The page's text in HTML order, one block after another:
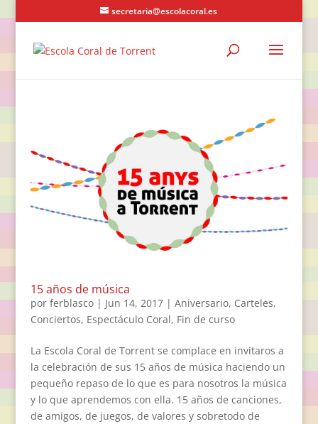
secretaria@escolacoral.es
15 años de música
por ferblasco| Jun 14, 2017| Aniversario, Carteles,
Conciertos, Espectáculo Coral, Fin de curso
La Escola Coral de Torrent se complace en invitaros a
la celebración de sus 15 años de música haciendo un
pequeño repaso de lo que es para nosotros la música
y lo que aprendemos con ella. 15 años de canciones,
de amigos, de juegos, de valores y sobretodo de